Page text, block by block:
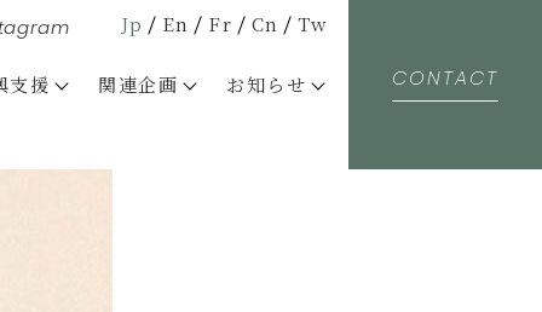
Jp En Fr Cn Tw
CONTACT
支援 関連企画 お知らせ